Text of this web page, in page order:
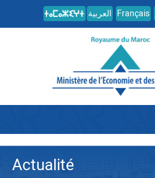
العربية Français
Actualité